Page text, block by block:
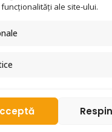
ale site-ului.